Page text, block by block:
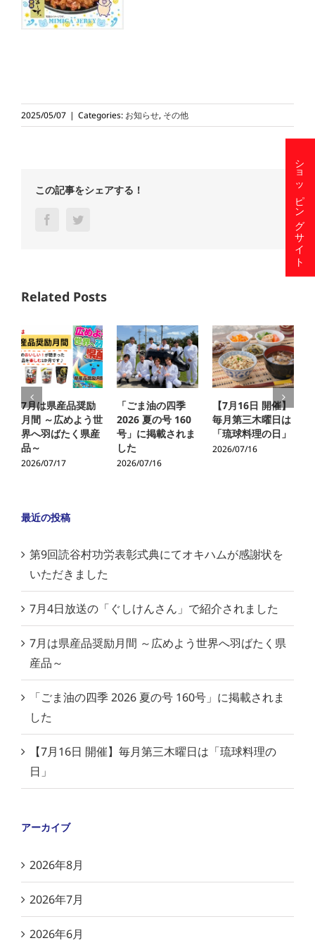
2025/05/07 | Categories: お知らせ, その他
この記事をシェアする！
Facebook
Related Posts
7月は県産品奨励
月間 ～広めよう世
界へ羽ばたく県産
品～
2026/07/17
「ごま油の四季
2026 夏の号 160
号」に掲載されま
した
2026/07/16
【7月16日 開催】
毎月第三木曜日は
「琉球料理の日」
2026/07/16
最近の投稿
第9回読谷村功労表彰式典にてオキハムが感謝状を
いただきました
7月4日放送の「ぐしけんさん」で紹介されました
7月は県産品奨励月間 ～広めよう世界へ羽ばたく県
産品～
「ごま油の四季 2026 夏の号 160号」に掲載されま
した
【7月16日 開催】毎月第三木曜日は「琉球料理の
日」
アーカイブ
2026年8月
2026年7月
2026年6月
ショッピングサイト